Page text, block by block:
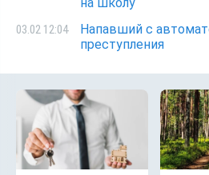
03.02 12:04
Напавший с
преступления